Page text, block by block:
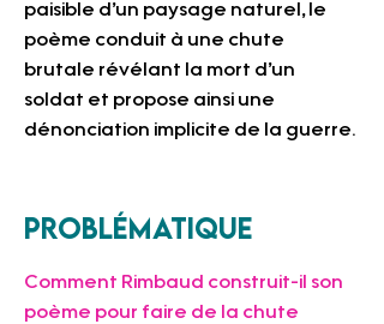
paisible d’un paysage naturel, le
poème conduit à une chute
brutale révélant la mort d’un
soldat et propose ainsi une
dénonciation implicite de la guerre.
Problématique
Comment Rimbaud construit-il son
poème pour faire de la chute